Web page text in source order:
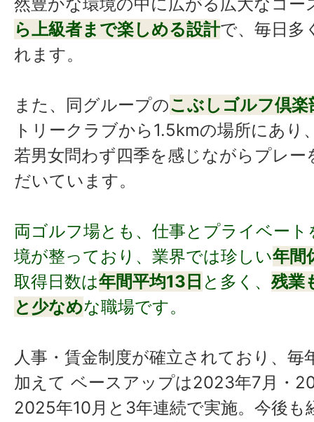
ら上級者まで楽しめる設計で、毎日多
れます。
また、同グループのこぶしゴルフ倶楽
トリークラブから1.5kmの場所にあり
若男女問わず四季を感じながらプレー
だいています。
両ゴルフ場とも、仕事とプライベー
境が整っており、業界では珍しい年間
取得日数は年間平均13日 と多く、残業
と少なめな職場です。
人事・賃金制度が確立されており、毎
加えて ベースアップは2023年7月・
2025年10月と3年連続で実施。今後も